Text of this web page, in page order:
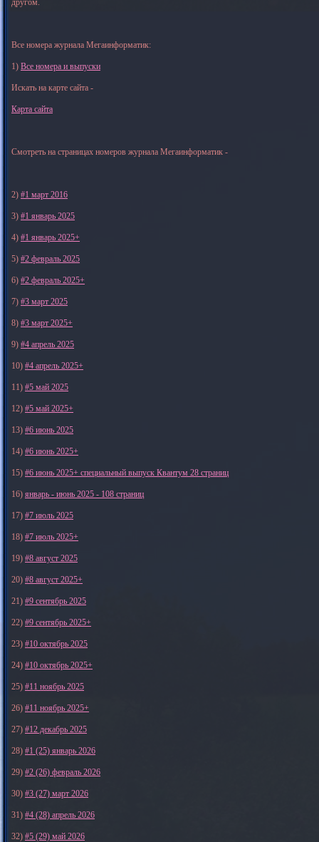
другом.
Все номера журнала Мегаинформатик:
1) Все номера и выпуски
Искать на карте сайта -
Карта сайта
Смотреть на страницах номеров журнала Мегаинформатик -
2) #1 март 2016
3) #1 январь 2025
4) #1 январь 2025+
5) #2 февраль 2025
6) #2 февраль 2025+
7) #3 март 2025
8) #3 март 2025+
9) #4 апрель 2025
10) #4 апрель 2025+
11) #5 май 2025
12) #5 май 2025+
13) #6 июнь 2025
14) #6 июнь 2025+
15) #6 июнь 2025+ специальный выпуск Квантум 28 страниц
16) январь - июнь 2025 - 108 страниц
17) #7 июль 2025
18) #7 июль 2025+
19) #8 август 2025
20) #8 август 2025+
21) #9 сентябрь 2025
22) #9 сентябрь 2025+
23) #10 октябрь 2025
24) #10 октябрь 2025+
25) #11 ноябрь 2025
26) #11 ноябрь 2025+
27) #12 декабрь 2025
28) #1 (25) январь 2026
29) #2 (26) февраль 2026
30) #3 (27) март 2026
31) #4 (28) апрель 2026
32) #5 (29) май 2026